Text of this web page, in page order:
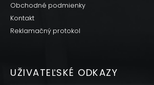
Obchodné podmienky
Kontakt
Reklamačný protokol
UŽIVATEĽSKÉ ODKAZY